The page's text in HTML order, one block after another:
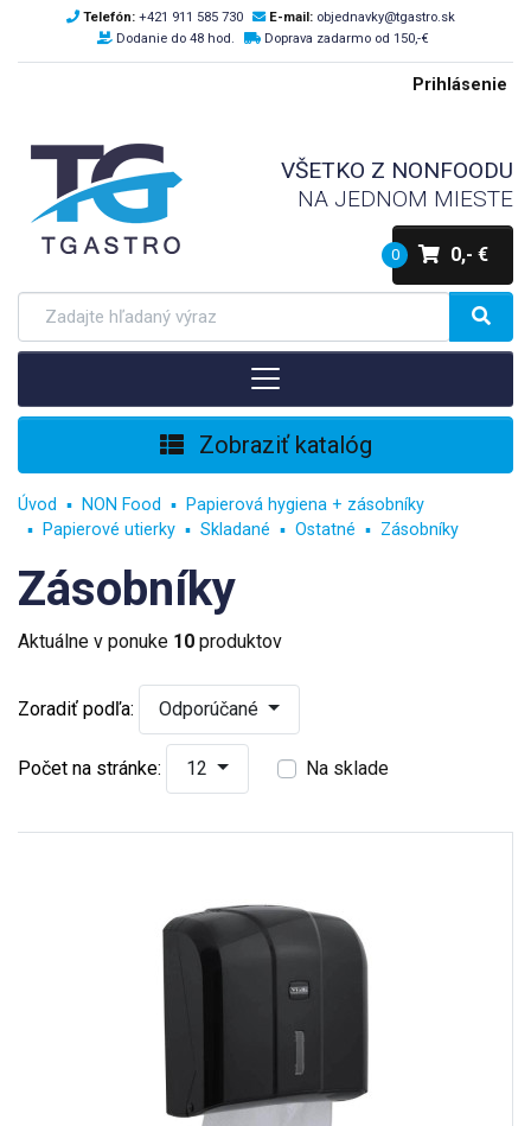
Telefón: +421 911 585 730 E-mail: objednavky@tgastro.sk
Dodanie do 48 hod.
Doprava zadarmo od 150,-€
Prihlásenie
VŠETKO Z NONFOODU
NA JEDNOM MIESTE
0 0,- €
Zobraziť katalóg
Úvod NON Food
Papierová hygiena + zásobníky
Papierové utierky
Skladané Ostatné Zásobníky
Zásobníky
Aktuálne v ponuke 10 produktov
Zoradiť podľa: Odporúčané
Počet na stránke: 12 Na sklade